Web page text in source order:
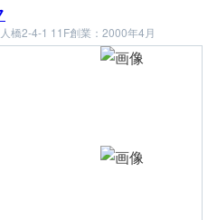
橋2-4-1 11F創業：2000年4月